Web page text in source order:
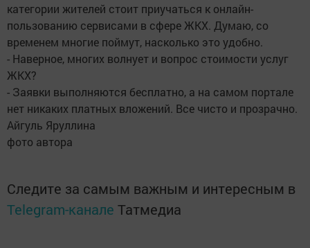
категории жителей стоит приучаться к онлайн-
пользованию сервисами в сфере ЖКХ. Думаю, со
временем многие поймут, насколько это удобно.
- Наверное, многих волнует и вопрос стоимости услуг
ЖКХ?
- Заявки выполняются бесплатно, а на самом портале
нет никаких платных вложений. Все чисто и прозрачно.
Айгуль Яруллина
фото автора
Следите за самым важным и интересным в
Telegram-канале Татмедиа